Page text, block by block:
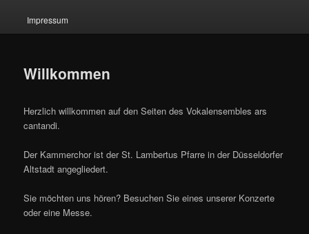
Impressum
Willkommen
Herzlich willkommen auf den Seiten des Vokalensembles ars
cantandi.
Der Kammerchor ist der St. Lambertus Pfarre in der Düsseldorfer
Altstadt angegliedert.
Sie möchten uns hören? Besuchen Sie eines unserer Konzerte
oder eine Messe.